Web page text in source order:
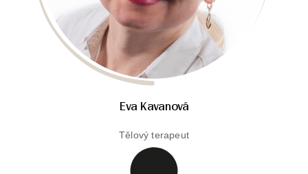
Eva Kavanová
Tělový terapeut